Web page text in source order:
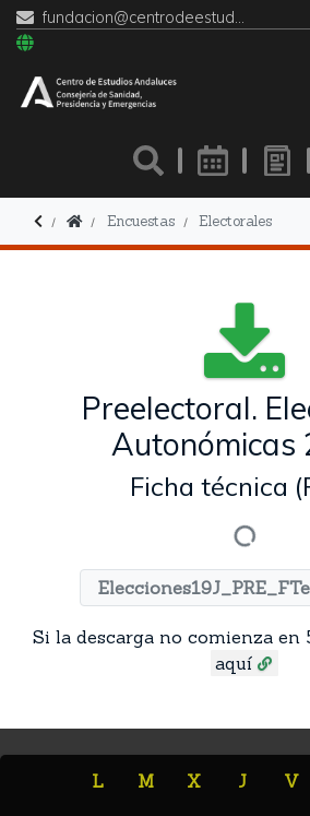
fundacion@centrodeestudiosandaluces.es
Encuestas Electorales
Preelectoral.
Autonómicas
Ficha técnica
Si la descarga no comienza en
aquí
L M X J V